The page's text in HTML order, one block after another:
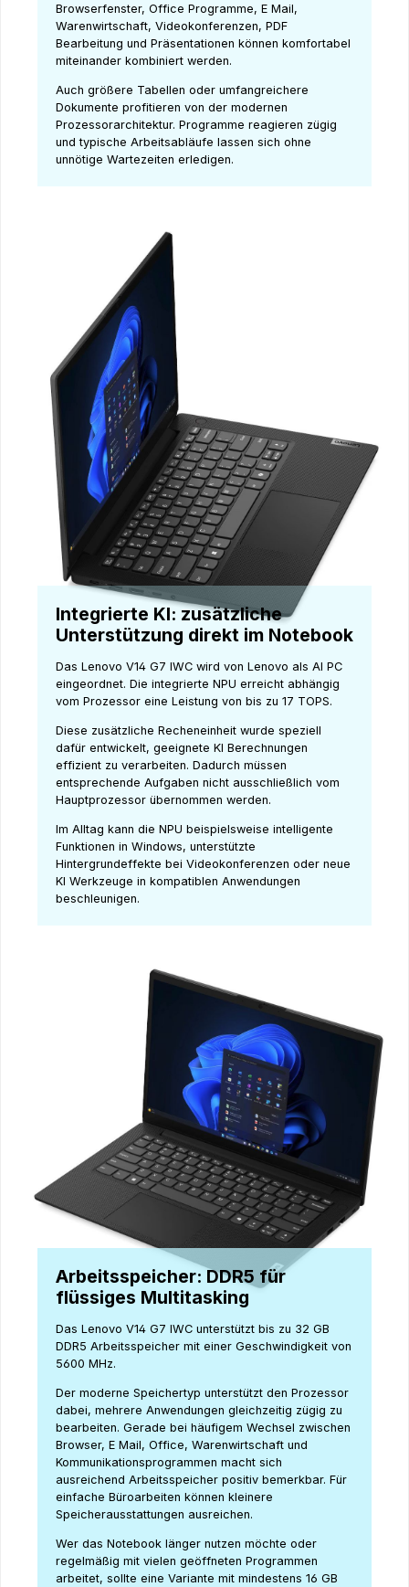
Browserfenster, Office Programme, E Mail,
Warenwirtschaft, Videokonferenzen, PDF
Bearbeitung und Präsentationen können komfortabel
miteinander kombiniert werden.
Auch größere Tabellen oder umfangreichere
Dokumente profitieren von der modernen
Prozessorarchitektur. Programme reagieren zügig
und typische Arbeitsabläufe lassen sich ohne
unnötige Wartezeiten erledigen.
Integrierte KI: zusätzliche
Unterstützung direkt im Notebook
Das Lenovo V14 G7 IWC wird von Lenovo als AI PC
eingeordnet. Die integrierte NPU erreicht abhängig
vom Prozessor eine Leistung von bis zu 17 TOPS.
Diese zusätzliche Recheneinheit wurde speziell
dafür entwickelt, geeignete KI Berechnungen
effizient zu verarbeiten. Dadurch müssen
entsprechende Aufgaben nicht ausschließlich vom
Hauptprozessor übernommen werden.
Im Alltag kann die NPU beispielsweise intelligente
Funktionen in Windows, unterstützte
Hintergrundeffekte bei Videokonferenzen oder neue
KI Werkzeuge in kompatiblen Anwendungen
beschleunigen.
Arbeitsspeicher: DDR5 für
flüssiges Multitasking
Das Lenovo V14 G7 IWC unterstützt bis zu 32 GB
DDR5 Arbeitsspeicher mit einer Geschwindigkeit von
5600 MHz.
Der moderne Speichertyp unterstützt den Prozessor
dabei, mehrere Anwendungen gleichzeitig zügig zu
bearbeiten. Gerade bei häufigem Wechsel zwischen
Browser, E Mail, Office, Warenwirtschaft und
Kommunikationsprogrammen macht sich
ausreichend Arbeitsspeicher positiv bemerkbar. Für
einfache Büroarbeiten können kleinere
Speicherausstattungen ausreichen.
Wer das Notebook länger nutzen möchte oder
regelmäßig mit vielen geöffneten Programmen
arbeitet, sollte eine Variante mit mindestens 16 GB